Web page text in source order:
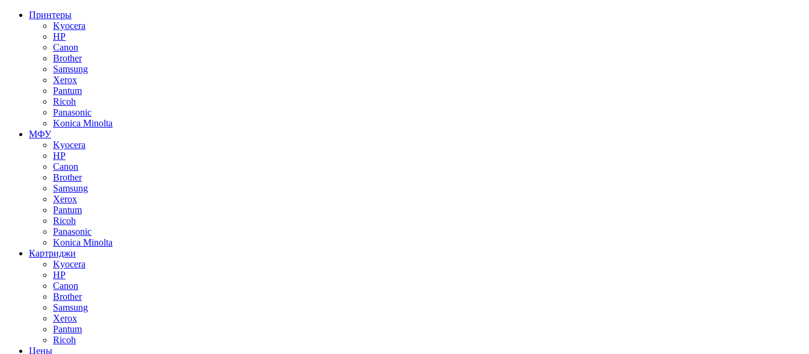
Принтеры
Kyocera
HP
Canon
Brother
Samsung
Xerox
Pantum
Ricoh
Panasonic
Konica Minolta
МФУ
Kyocera
HP
Canon
Brother
Samsung
Xerox
Pantum
Ricoh
Panasonic
Konica Minolta
Картриджи
Kyocera
HP
Canon
Brother
Samsung
Xerox
Pantum
Ricoh
Цены